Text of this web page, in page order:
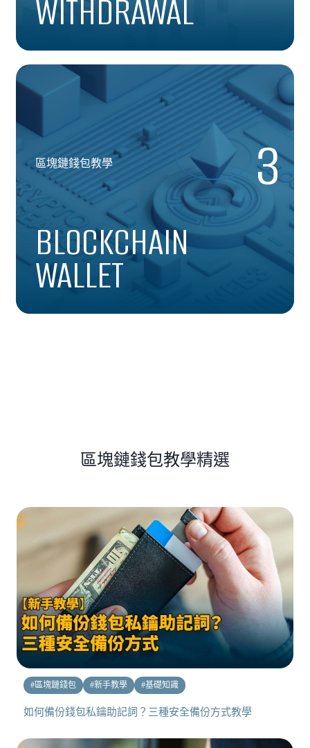
WITHDRAWAL
3
區塊鏈錢包教學
BLOCKCHAIN
WALLET
區塊鏈錢包教學精選
#區塊鏈錢包 #新手教學 #基礎知識
如何備份錢包私鑰助記詞？三種安全備份方式教學